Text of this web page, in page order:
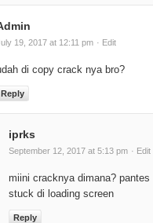
19, 2017 at 12:11 pm · Edit
di copy crack nya bro?
Reply
iprks
September 12, 2017 at 5:13 pm · Edit
miini cracknya dimana? pantes
stuck di loading screen
Reply